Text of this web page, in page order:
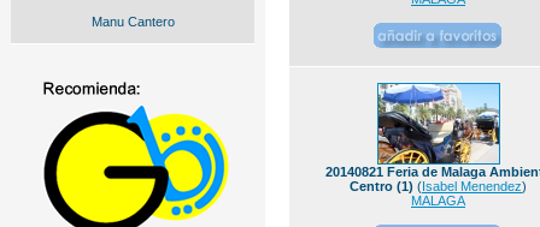
Manu Cantero
20140821 Feria de Malaga
Centro (1) (Isabel Menendez)
MALAGA